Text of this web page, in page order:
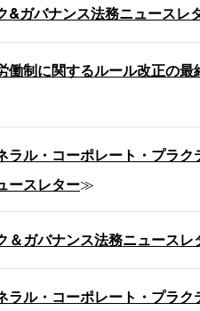
&ガバナンス法務ニュースレ
働制に関するルール改正の最
ラル・コーポレート・プラ
ースレター≫
＆ガバナンス法務ニュースレ
ラル・コーポレート・プラ